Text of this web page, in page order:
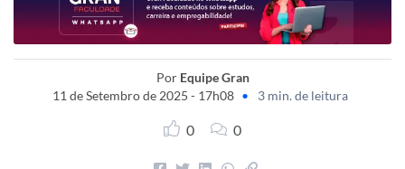
Por Equipe Gran
11 de Setembro de 2025 - 17h08 • 3 min. de leitura
0 0